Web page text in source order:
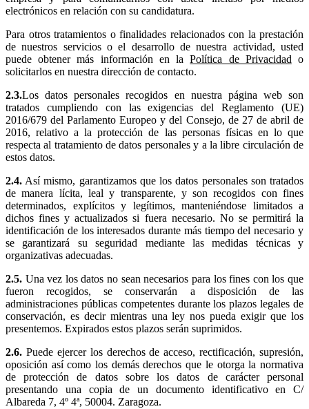
electrónicos en relación con su candidatura.
Para otros tratamientos o finalidades relacionados con la prestación
de nuestros servicios o el desarrollo de nuestra actividad, usted
puede obtener más información en laPolítica de Privacidad o
solicitarlos en nuestra dirección de contacto.
2.3.Los datos personales recogidos en nuestra página web son
tratados cumpliendo con las exigencias del Reglamento (UE)
2016/679 del Parlamento Europeo y del Consejo, de 27 de abril de
2016, relativo a la protección de las personas físicas en lo que
respecta al tratamiento de datos personales y a la libre circulación de
estos datos.
2.4. Así mismo, garantizamos que los datos personales son tratados
de manera lícita, leal y transparente, y son recogidos con fines
determinados, explícitos y legítimos, manteniéndose limitados a
dichos fines y actualizados si fuera necesario. No se permitirá la
identificación de los interesados durante más tiempo del necesario y
se garantizará su seguridad mediante las medidas técnicas y
organizativas adecuadas.
2.5. Una vez los datos no sean necesarios para los fines con los que
fueron recogidos, se conservarán a disposición de las
administraciones públicas competentes durante los plazos legales de
conservación, es decir mientras una ley nos pueda exigir que los
presentemos. Expirados estos plazos serán suprimidos.
2.6. Puede ejercer los derechos de acceso, rectificación, supresión,
oposición así como los demás derechos que le otorga la normativa
de protección de datos sobre los datos de carácter personal
presentando una copia de un documento identificativo en C/
Albareda 7, 4º 4ª, 50004. Zaragoza.